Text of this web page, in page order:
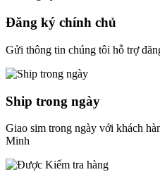
Đăng ký chính chủ
Gửi thông tin chúng tôi hỗ trợ
Ship trong ngày
Giao sim trong ngày với khách
Minh